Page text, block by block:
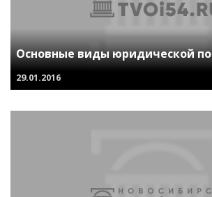
Основные виды юридической
29.01.2016